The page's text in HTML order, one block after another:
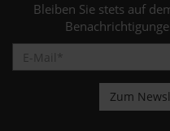
Bleiben Sie stets auf